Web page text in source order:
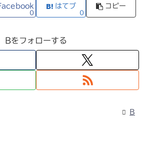
0
はてブ
0
コピー
Bをフォローする
B